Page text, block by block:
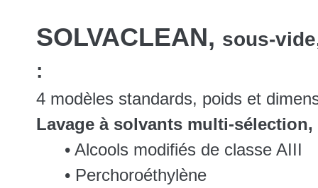
SOLVACLEAN, sous-
:
4 modèles standards, poids et
Lavage à solvants multi-sélection,
• Alcools modifiés de classe AIII
• Perchoroéthylène